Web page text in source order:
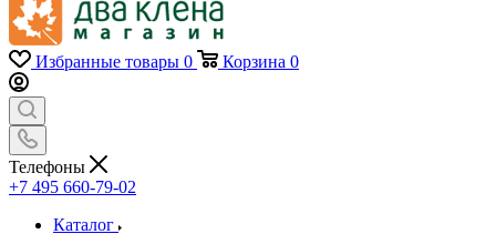
Избранные товары 0 Корзина 0
Телефоны
+7 495 660-79-02
Каталог